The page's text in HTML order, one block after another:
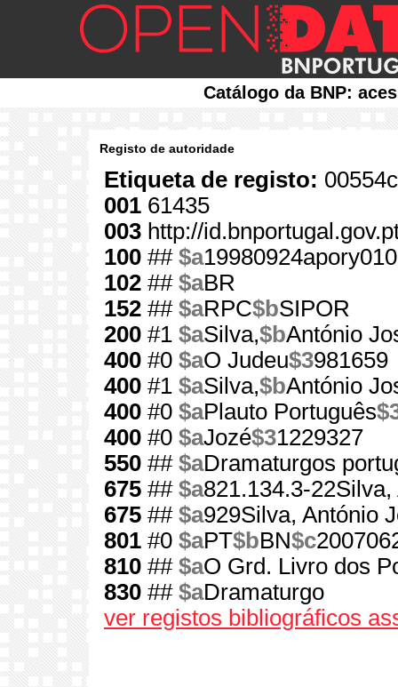
Catálogo da BNP:
Registo de autoridade
Etiqueta de registo:
001 61435
003 http://
100 ## $a
102 ## $aBR
152 ## $aRPC$bSIPOR
200 #1 $aSilva,$bAntónio
400 #0 $aO Judeu$3981659
400 #1 $aSilva,$bAntónio
400 #0 $aPlauto Português
400 #0 $aJozé$31229327
550 ## $aDramaturgos
675 ## $a821.134.3-
675 ## $a929Silva, António
801 #0 $aPT$bBN$c
810 ## $aO Grd. Livro dos
830 ## $aDramaturgo
ver registos bibliográficos